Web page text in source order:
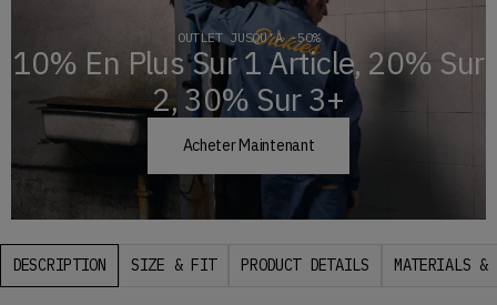
OUTLET JUSQU’À -50%
10% En Plus Sur 1 Article, 20% Sur
2, 30% Sur 3+
Acheter Maintenant
DESCRIPTION SIZE & FIT PRODUCT DETAILS MATERIALS &